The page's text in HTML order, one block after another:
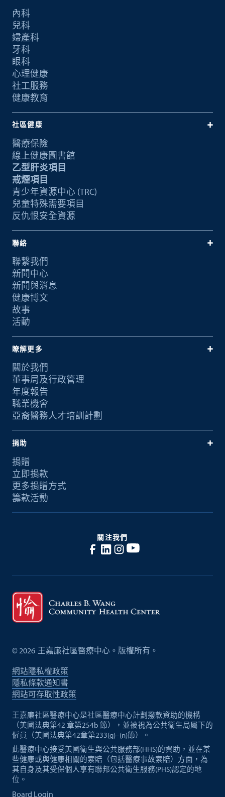
內科
兒科
婦產科
牙科
眼科
心理健康
社工服務
健康教育
社區健康
醫療保險
線上健康圖書館
乙型肝炎項目
戒煙項目
青少年資源中心 (TRC)
兒童特殊需要項目
反仇恨安全資源
聯絡
聯繫我們
新聞中心
新聞與消息
健康博文
故事
活動
瞭解更多
關於我們
董事局及行政管理
年度報告
職業機會
亞裔醫務人才培訓計劃
捐助
捐贈
立即捐款
更多捐贈方式
籌款活動
關注我們
© 2026 王嘉廉社區醫療中心。版權所有。
網站隱私權政策
隱私條款通知書
網站可存取性政策
王嘉廉社區醫療中心是社區醫療中心計劃撥款資助的機構
（美國法典第42 章第254b 節），並被視為公共衛生局屬下的
僱員（美國法典第42章第233(g)–(n)節）。
此醫療中心接受美國衛生與公共服務部(HHS)的資助，並在某
些健康或與健康相關的索賠（包括醫療事故索賠）方面，為
其自身及其受保個人享有聯邦公共衛生服務(PHS)認定的地
位。
Board Login